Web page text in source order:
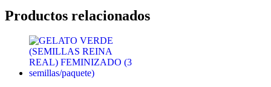
Productos relacionados